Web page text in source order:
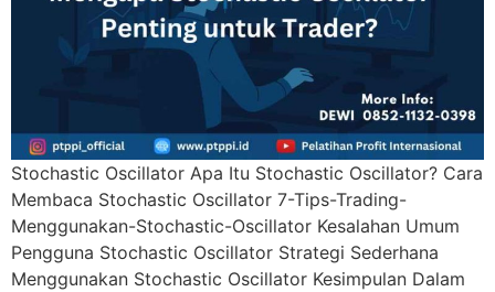
Stochastic Oscillator Apa Itu Stochastic Oscillator? Cara
Membaca Stochastic Oscillator 7-Tips-Trading-
Menggunakan-Stochastic-Oscillator Kesalahan Umum
Pengguna Stochastic Oscillator Strategi Sederhana
Menggunakan Stochastic Oscillator Kesimpulan Dalam